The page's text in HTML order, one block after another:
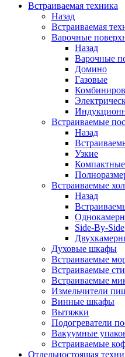
Встраиваемая техника
Назад
Встраиваемая
Варочные
Назад
Варочные
Домино
Газовые
Встраиваемые
Назад
Узкие
Компактные
Встраиваемые
Назад
Side-By-Side
Духовые шкафы
Встраиваемые
Встраиваемые
Встраиваемые
Измельчители
Винные шкафы
Вытяжки
Подогреватели
Вакуумные
Встраиваемые
Отдельностоящая